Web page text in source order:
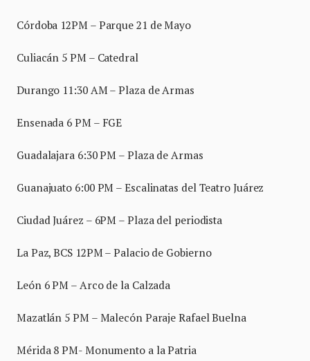
Córdoba 12PM – Parque 21 de Mayo
Culiacán 5 PM – Catedral
Durango 11:30 AM – Plaza de Armas
Ensenada 6 PM – FGE
Guadalajara 6:30 PM – Plaza de Armas
Guanajuato 6:00 PM – Escalinatas del Teatro Juárez
Ciudad Juárez – 6PM – Plaza del periodista
La Paz, BCS 12PM – Palacio de Gobierno
León 6 PM – Arco de la Calzada
Mazatlán 5 PM – Malecón Paraje Rafael Buelna
Mérida 8 PM- Monumento a la Patria